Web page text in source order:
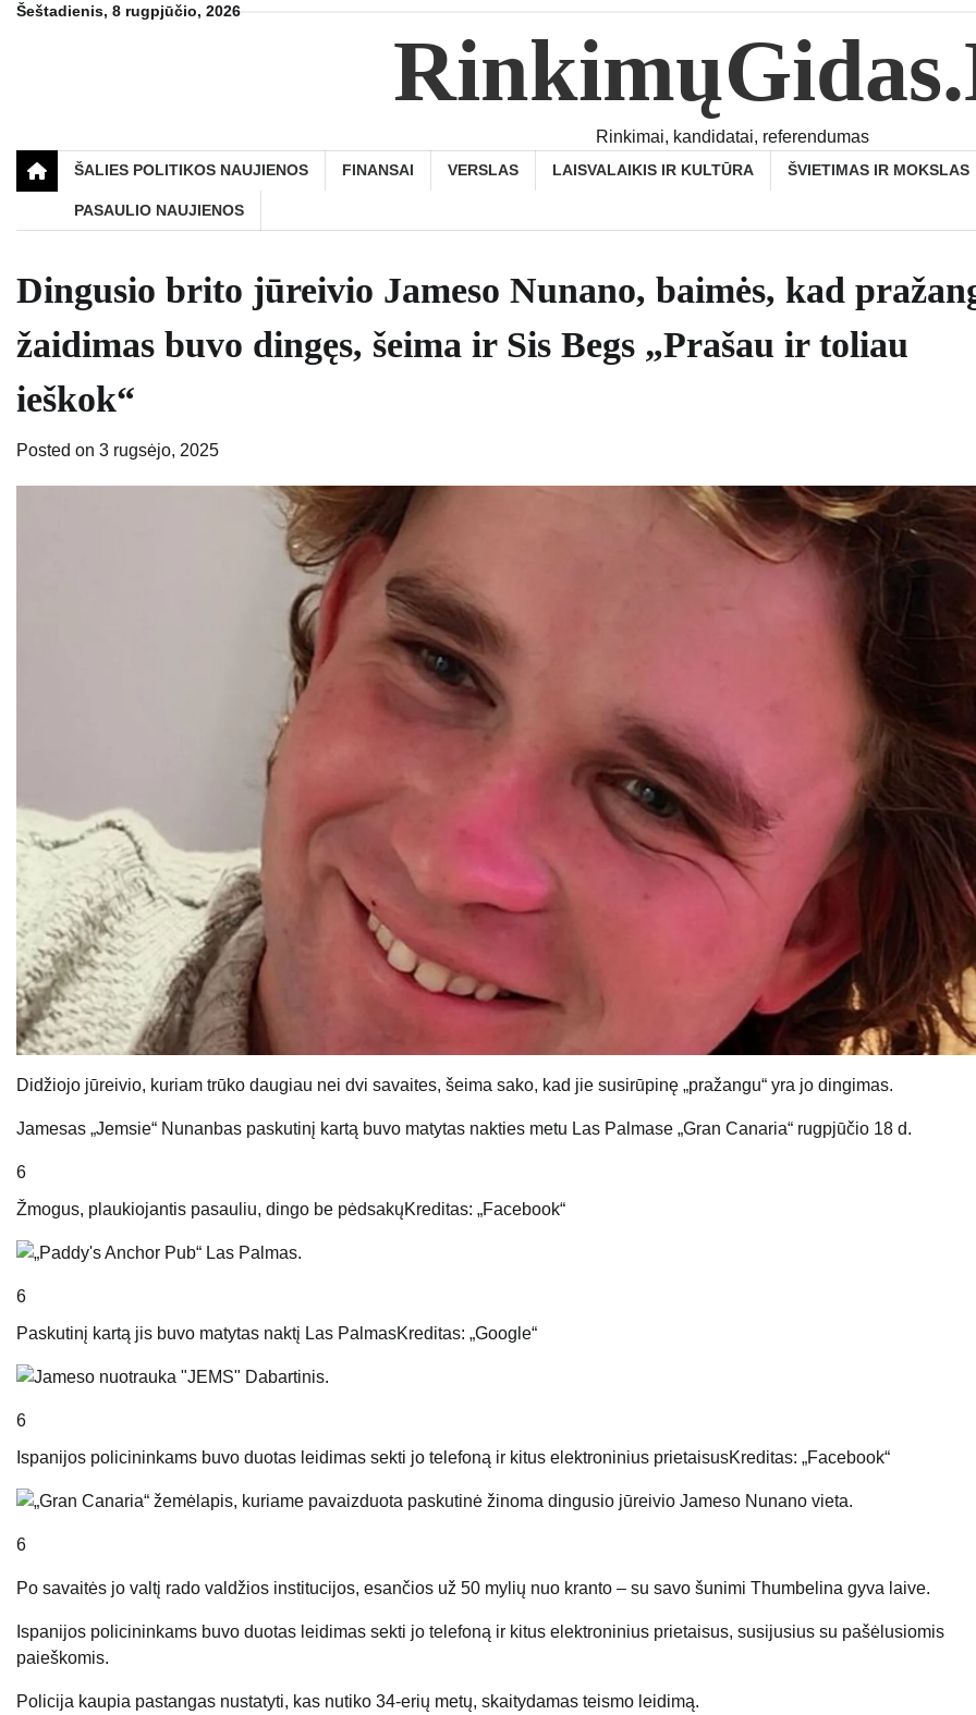
SkipŠeštadienis, 8 rugpjūčio, 2026
Rinkimai, kandidatai, referendumas
ŠALIES POLITIKOS NAUJIENOS FINANSAI VERSLAS LAISVALAIKIS IR KULTŪRA ŠVIETIMAS IR MOKSLAS
PASAULIO NAUJIENOS
Dingusio brito jūreivio Jameso Nunano, baimės, kad
žaidimas buvo dingęs, šeima ir Sis Begs „Prašau ir toliau
ieškok“
Posted on 3 rugsėjo, 2025
Didžiojo jūreivio, kuriam trūko daugiau nei dvi savaites, šeima sako, kad jie susirūpinę „pražangu“ yra jo dingimas.
Jamesas „Jemsie“ Nunanbas paskutinį kartą buvo matytas nakties metu Las Palmase „Gran Canaria“ rugpjūčio 18 d.
6
Žmogus, plaukiojantis pasauliu, dingo be pėdsakųKreditas: „Facebook“
6
Paskutinį kartą jis buvo matytas naktį Las PalmasKreditas: „Google“
6
Ispanijos policininkams buvo duotas leidimas sekti jo telefoną ir kitus elektroninius prietaisusKreditas: „Facebook“
6
Po savaitės jo valtį rado valdžios institucijos, esančios už 50 mylių nuo kranto – su savo šunimi Thumbelina gyva laive.
Ispanijos policininkams buvo duotas leidimas sekti jo telefoną ir kitus elektroninius prietaisus, susijusius su pašėlusiomis
paieškomis.
Policija kaupia pastangas nustatyti, kas nutiko 34-erių metų, skaitydamas teismo leidimą.